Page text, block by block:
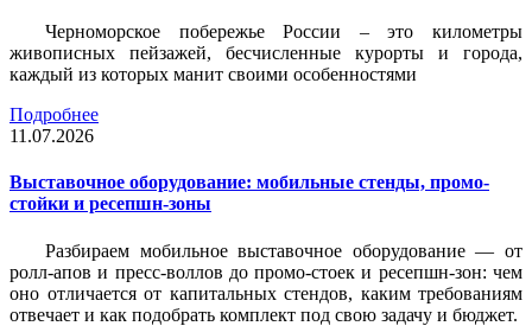
Черноморское побережье России – это километры
живописных пейзажей, бесчисленные курорты и города,
каждый из которых манит своими особенностями
Подробнее
11.07.2026
Выставочное оборудование: мобильные стенды, промо-
стойки и ресепшн-зоны
Разбираем мобильное выставочное оборудование — от
ролл-апов и пресс-воллов до промо-стоек и ресепшн-зон: чем
оно отличается от капитальных стендов, каким требованиям
отвечает и как подобрать комплект под свою задачу и бюджет.